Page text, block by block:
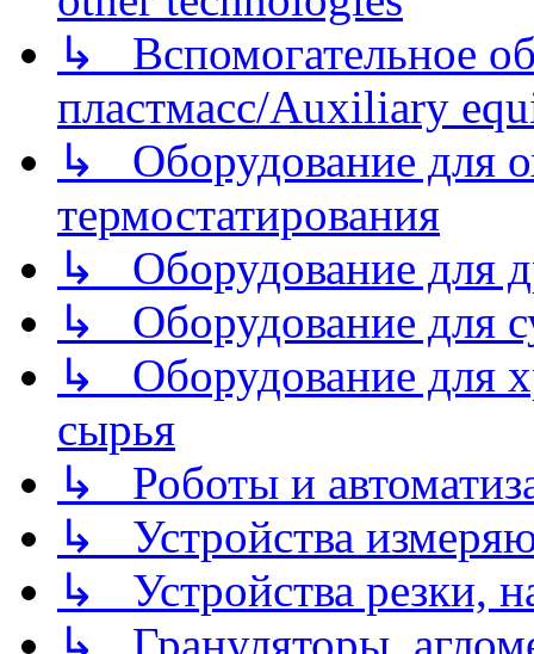
↳ Вспомогательное
пластмасс/Auxiliary
↳ Оборудование для
термостатирования
↳ Оборудование для
↳ Оборудование для
↳ Оборудование для
сырья
↳ Роботы и
↳ Устройства
↳ Устройства резки,
↳ Грануляторы,